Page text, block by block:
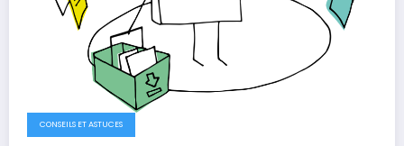
CONSEILS ET ASTUCES